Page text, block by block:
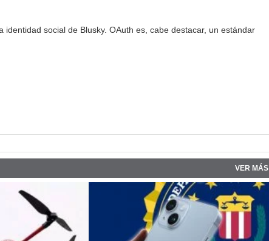
social de Blusky. OAuth es, cabe destacar, un estándar
VER MÁS